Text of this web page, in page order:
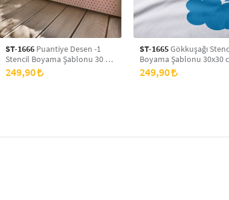
ST-1666 Puantiye Desen -1
Stencil Boyama Şablonu 30 x
30 cm, Duvar Stencil, Fayans
Stencil, Mobilya Stencil
249,90
ST-1665Gökkuşağı
Boyama Şablonu 30x30
Duvar Stencil, Fayans
Mobilya Stencil
249,90